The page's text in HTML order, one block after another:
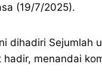
(19/7/2025).
dihadiri Sejumlah
menandai